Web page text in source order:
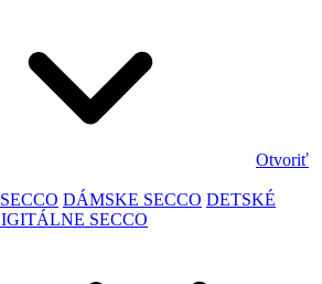
Otvoriť
DÁMSKE SECCO DETSKÉ
SECCO